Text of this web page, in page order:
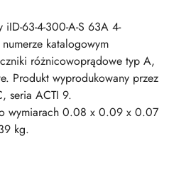
iID-63-4-300-A-S 63A 4-
katalogowym
różnicowoprądowe typ A,
Produkt wyprodukowany przez
seria ACTI 9.
wymiarach 0.08 x 0.09 x 0.07
kg.